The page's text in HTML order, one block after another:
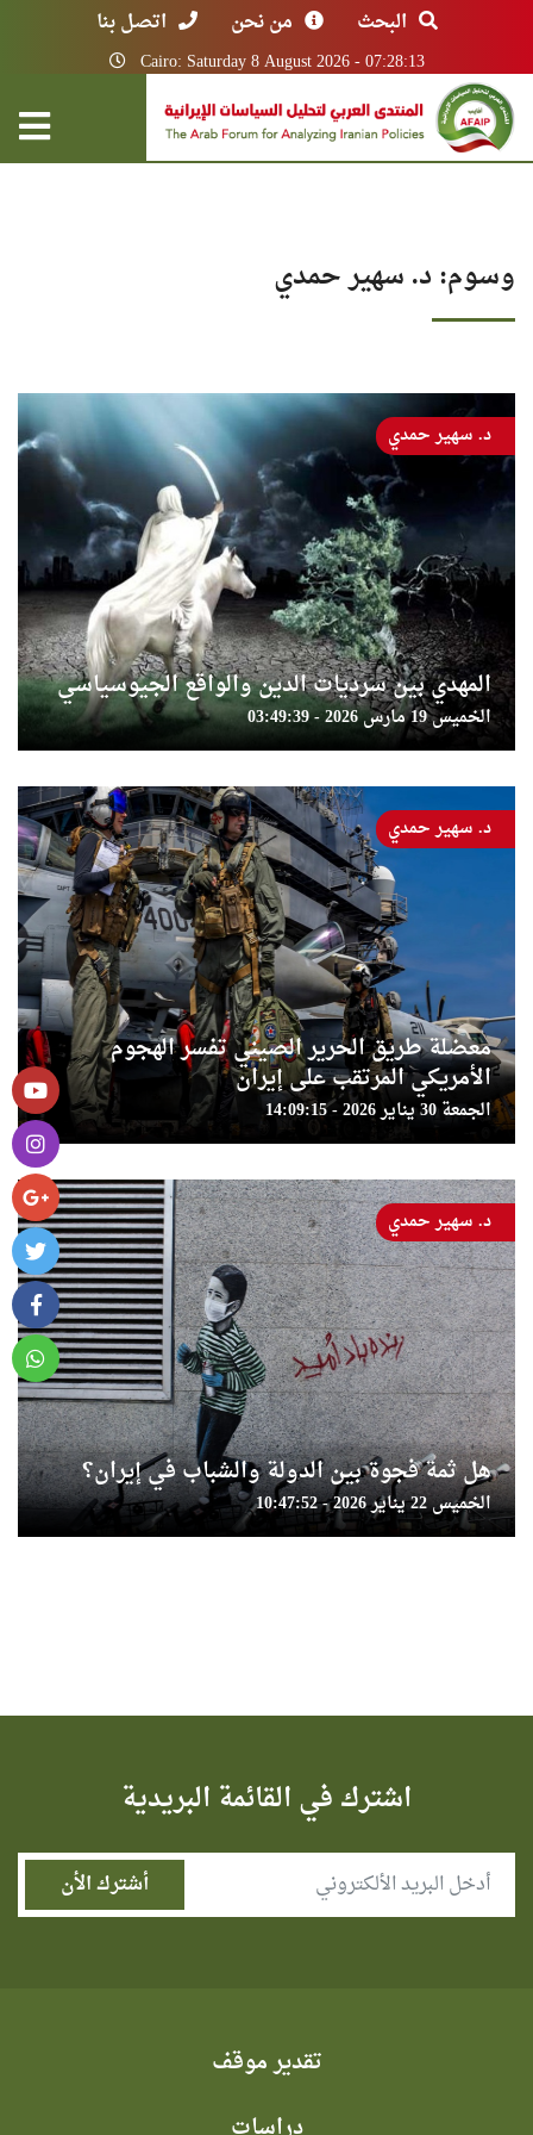
البحث من نحن اتصل بنا
Cairo: Saturday 8 August 2026 - 07:28:13
وسوم: د. سهير حمدي
المهدي بين سرديات الدين والواقع الجيوسياسي
الخميس 19 مارس 2026 - 03:49:39
د. سهير حمدي
معضلة طريق الحرير الصيني تفسر الهجوم
الأمريكي المرتقب على إيران
الجمعة 30 يناير 2026 - 14:09:15
د. سهير حمدي
هل ثمة فجوة بين الدولة والشباب في إيران؟
الخميس 22 يناير 2026 - 10:47:52
د. سهير حمدي
اشترك في القائمة البريدية
تقدير موقف